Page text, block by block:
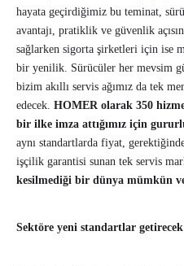
hayata geçirdiğimiz bu teminat,
avantajı, pratiklik ve güvenlik
sağlarken sigorta şirketleri için ise
bir yenilik. Sürücüler her mevsim
bizim akıllı servis ağımız da tek
edecek. HOMER olarak 350
bir ilke imza attığımız için
aynı standartlarda fiyat,
işçilik garantisi sunan tek servis
kesilmediği bir dünya mümkün
Sektöre yeni standartlar